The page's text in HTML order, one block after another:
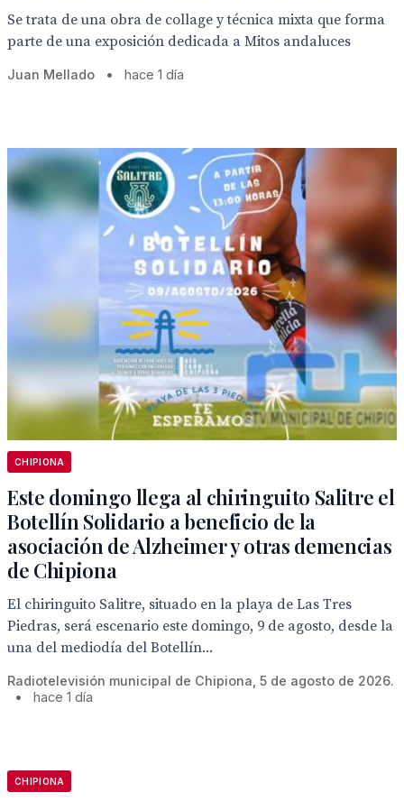
Se trata de una obra de collage y técnica mixta que forma
parte de una exposición dedicada a Mitos andaluces
Juan Mellado • hace 1 día
CHIPIONA
Este domingo llega al chiringuito Salitre el
Botellín Solidario a beneficio de la
asociación de Alzheimer y otras demencias
de Chipiona
El chiringuito Salitre, situado en la playa de Las Tres
Piedras, será escenario este domingo, 9 de agosto, desde la
una del mediodía del Botellín...
Radiotelevisión municipal de Chipiona, 5 de agosto de 2026.
•
hace 1 día
CHIPIONA